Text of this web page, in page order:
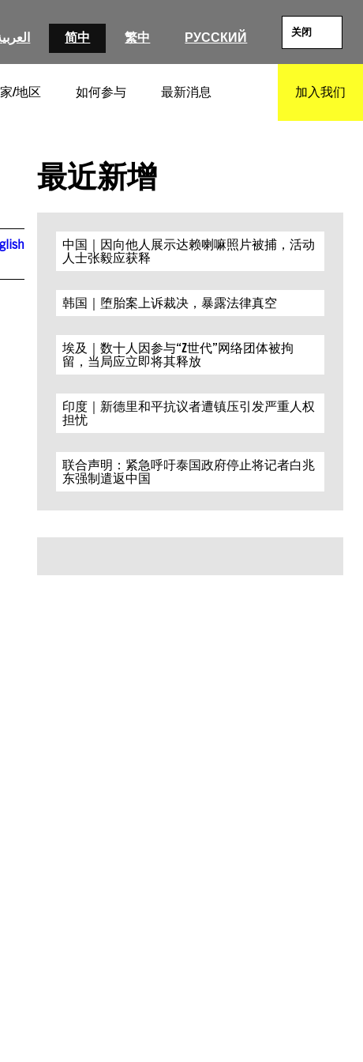
简中 繁中 РУССКИЙ 关闭
/地区 如何参与 最新消息 加入我们
最近新增
中国｜因向他人展示达赖喇嘛照片被捕，活动
人士张毅应获释
韩国｜堕胎案上诉裁决，暴露法律真空
埃及｜数十人因参与“Z世代”网络团体被拘
留，当局应立即将其释放
印度｜新德里和平抗议者遭镇压引发严重人权
担忧
联合声明：紧急呼吁泰国政府停止将记者白兆
东强制遣返中国